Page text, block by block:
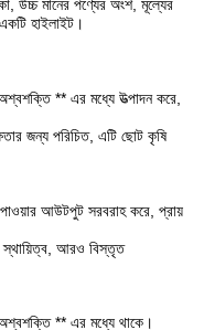
উচ্চ মানের পণ্যের অংশ, মূল্যের
হাইলাইট।
** এর মধ্যে উত্পাদন করে,
জন্য পরিচিত, এটি ছোট কৃষি
আউটপুট সরবরাহ করে, প্রায়
স্থায়িত্ব, আরও বিস্তৃত
** এর মধ্যে থাকে।